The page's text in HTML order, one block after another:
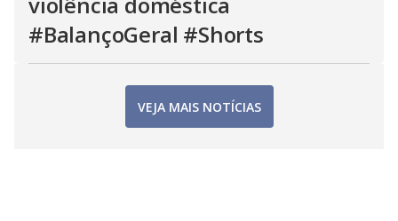
#BalançoGeral #Shorts
VEJA MAIS NOTÍCIAS